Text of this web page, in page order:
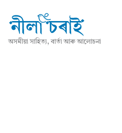
অসমীয়া সাহিত্য, বাৰ্তা আৰু আলোচনা